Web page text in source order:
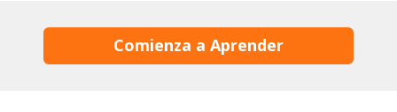
Comienza a Aprender